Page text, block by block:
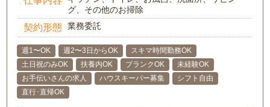
グ、その他のお掃除
契約形態 業務委託
週1〜OK 週2〜3日からOK
スキマ時間勤務OK
土日祝のみOK
扶養内OK ブランクOK
未経験OK
お手伝いさんの求人
ハウスキーパー募集
シフト自由
直行･直帰OK